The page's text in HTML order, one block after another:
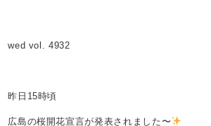
wed vol. 4932
昨日15時頃
広島の桜開花宣言が発表されました〜